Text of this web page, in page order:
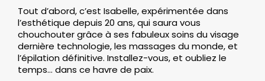
Tout d’abord, c’est Isabelle, expérimentée dans
l’esthétique depuis 20 ans, qui saura vous
chouchouter grâce à ses fabuleux soins du visage
dernière technologie, les massages du monde, et
l’épilation définitive. Installez-vous, et oubliez le
temps… dans ce havre de paix.